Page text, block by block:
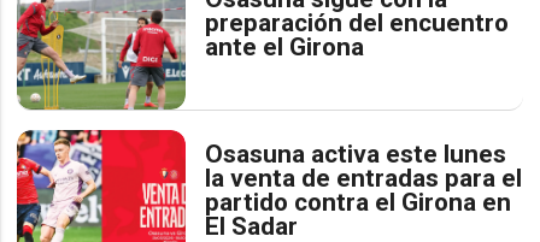
preparación del encuentro
ante el Girona
Osasuna activa este lunes
la venta de entradas para el
partido contra el Girona en
El Sadar